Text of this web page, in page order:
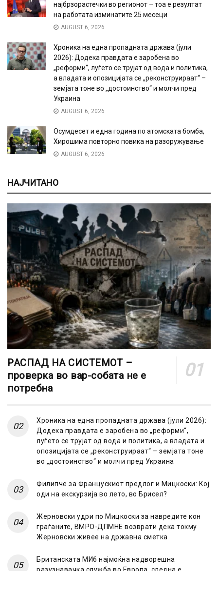
најбрзорастечки во регионот – тоа е резултат
на работата изминатите 25 месеци
AUGUST 6, 2026
Хроника на една пропадната држава (јули
2026): Додека правдата е заробена во
„реформи“, луѓето се трујат од вода и политика,
а владата и опозицијата се „реконструираат“ –
земјата тоне во „достоинство“ и молчи пред
Украина
AUGUST 6, 2026
Осумдесет и една година по атомската бомба,
Хирошима повторно повика на разоружување
AUGUST 6, 2026
НАЈЧИТАНО
РАСПАД НА СИСТЕМОТ –
проверка во вар-собата не е
потребна
Хроника на една пропадната држава (јули 2026):
Додека правдата е заробена во „реформи“,
луѓето се трујат од вода и политика, а владата и
опозицијата се „реконструираат“ – земјата тоне
во „достоинство“ и молчи пред Украина
Филипче за Францускиот предлог и Мицкоски: Кој
оди на екскурзија во лето, во Брисел?
Жерновски удри по Мицкоски за навредите кон
граѓаните, ВМРО-ДПМНЕ возврати дека токму
Жерновски живее на државна сметка
Британската МИ6 најмоќна надворешна
разузнавачка служба во Европа, следна е